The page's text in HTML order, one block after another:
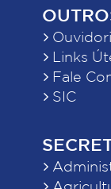
Links
Fale
SIC